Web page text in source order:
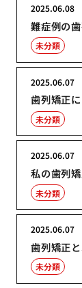
難症例の
2025.06.08
未分類
歯列矯正
2025.06.07
未分類
私の歯列
2025.06.07
未分類
歯列矯正
2025.06.07
未分類